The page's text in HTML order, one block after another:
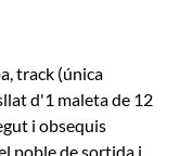
track (única
d'1 maleta de 12
i obsequis
poble de sortida i